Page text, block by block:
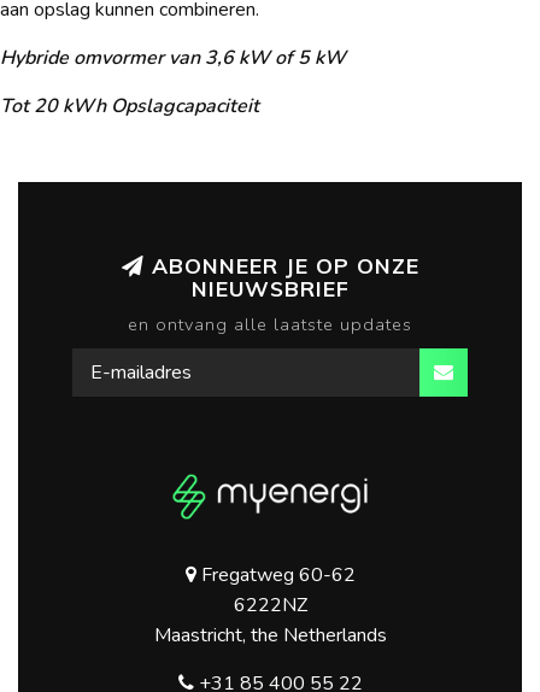
aan opslag kunnen combineren.
Hybride omvormer van 3,6 kW of 5 kW
Tot 20 kWh Opslagcapaciteit
ABONNEER JE OP ONZE
NIEUWSBRIEF
en ontvang alle laatste updates
Fregatweg 60-62
6222NZ
Maastricht, the Netherlands
+31 85 400 55 22